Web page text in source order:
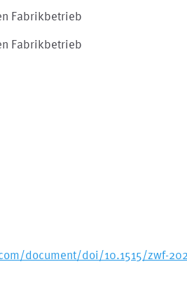
Fabrikbetrieb
Fabrikbetrieb
document/doi/10.1515/zwf-